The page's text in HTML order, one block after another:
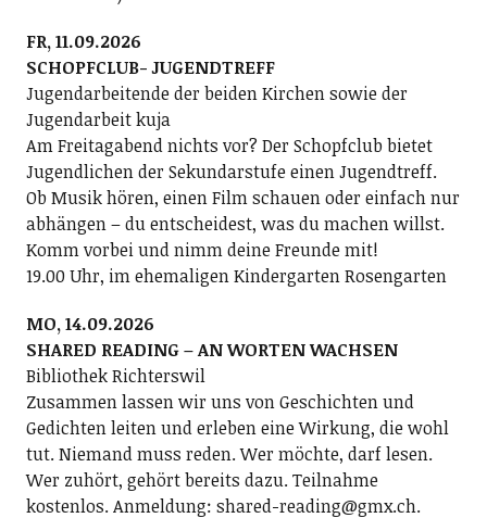
FR, 11.09.2026
SCHOPFCLUB- JUGENDTREFF
Jugendarbeitende der beiden Kirchen sowie der
Jugendarbeit kuja
Am Freitagabend nichts vor? Der Schopfclub bietet
Jugendlichen der Sekundarstufe einen Jugendtreff.
Ob Musik hören, einen Film schauen oder einfach nur
abhängen – du entscheidest, was du machen willst.
Komm vorbei und nimm deine Freunde mit!
19.00 Uhr, im ehemaligen Kindergarten Rosengarten
MO, 14.09.2026
SHARED READING – AN WORTEN WACHSEN
Bibliothek Richterswil
Zusammen lassen wir uns von Geschichten und
Gedichten leiten und erleben eine Wirkung, die wohl
tut. Niemand muss reden. Wer möchte, darf lesen.
Wer zuhört, gehört bereits dazu. Teilnahme
kostenlos. Anmeldung: shared-reading@gmx.ch.